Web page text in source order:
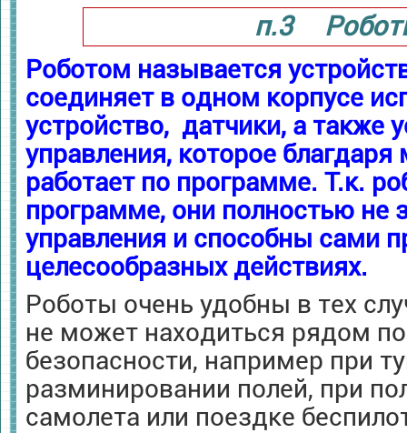
п.3
Роботом называется
соединяет в одном корпусе
устройство, датчики, а также
управления, которое
работает по программе. Т.к.
программе, они полностью не
управления и способны сами
целесообразных действиях.
Роботы очень удобны в тех
не может находиться рядом
безопасности, например при
разминировании полей, при
самолета или поездке